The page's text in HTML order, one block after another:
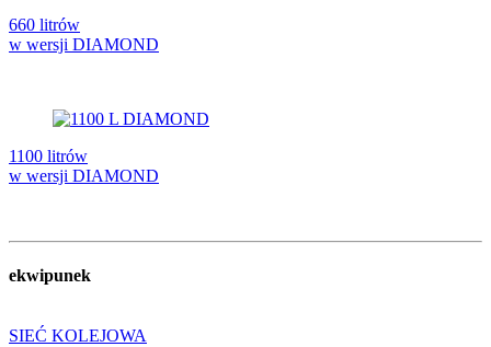
660 litrów
w wersji DIAMOND
1100 litrów
w wersji DIAMOND
ekwipunek
SIEĆ KOLEJOWA